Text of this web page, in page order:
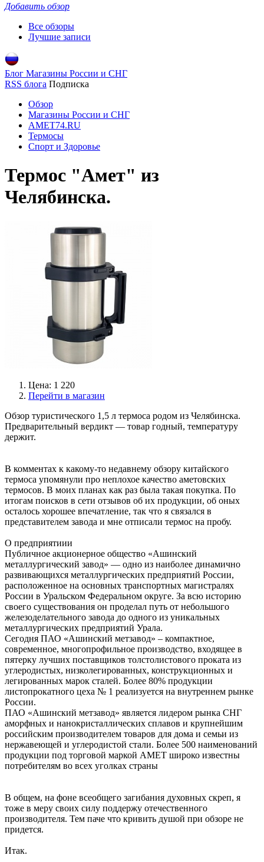
Добавить обзор
Все обзоры
Лучшие записи
Блог Магазины России и СНГ
RSS блога Подписка
Обзор
Магазины России и СНГ
AMET74.RU
Термосы
Спорт и Здоровье
Термос "Амет" из
Челябинска.
Цена: 1 220
Перейти в магазин
Обзор туристического 1,5 л термоса родом из Челябинска.
Предварительный вердикт — товар годный, температуру
держит.
В комментах к какому-то недавнему обзору китайского
термоса упомянули про неплохое качество аметовских
термосов. В моих планах как раз была такая покупка. По
итогам поисков в сети отзывов об их продукции, об оных
осталось хорошее впечатление, так что я связался в
представителем завода и мне отписали термос на пробу.
О предприятиии
Публичное акционерное общество «Ашинский
металлургический завод» — одно из наиболее динамично
развивающихся металлургических предприятий России,
расположенное на основных транспортных магистралях
России в Уральском Федеральном округе. За всю историю
своего существования он проделал путь от небольшого
железоделательного завода до одного из уникальных
металлургических предприятий Урала.
Сегодня ПАО «Ашинский метзавод» – компактное,
современное, многопрофильное производство, входящее в
пятерку лучших поставщиков толстолистового проката из
углеродистых, низколегированных, конструкционных и
легированных марок сталей. Более 80% продукции
листопрокатного цеха № 1 реализуется на внутреннем рынке
России.
ПАО «Ашинский метзавод» является лидером рынка СНГ
аморфных и нанокристаллических сплавов и крупнейшим
российским производителем товаров для дома и семьи из
нержавеющей и углеродистой стали. Более 500 наименований
продукции под торговой маркой АМЕТ широко известны
потребителям во всех уголках страны
В общем, на фоне всеобщего загибания духовных скреп, я
тоже в меру своих силу поддержу отечественного
производителя. Тем паче что кривить душой при обзоре не
придется.
Итак.